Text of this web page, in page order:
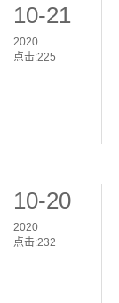
10-21
2020
点击:225
10-20
2020
点击:232